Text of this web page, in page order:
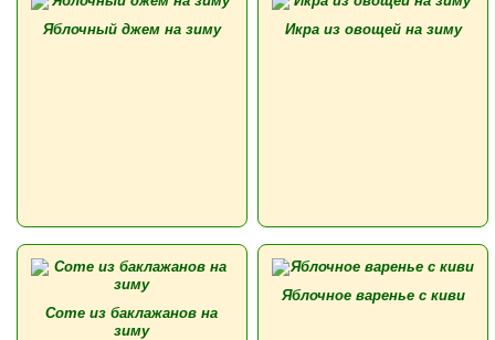
Яблочный джем на зиму Икра из овощей на зиму
Соте из баклажанов на
зиму
Яблочное варенье с киви